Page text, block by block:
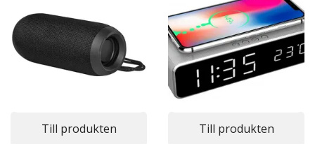
Till produkten Till produkten